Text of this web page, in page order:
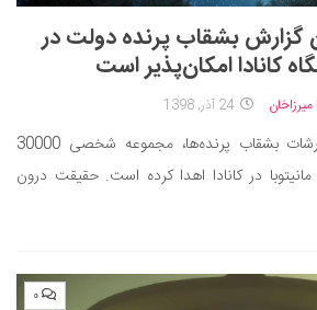
فردی
گزارش بشقاب پرنده دولت در
کانادا امکان‌پذیر است
میرزاخان 24 آذر, 1398
یک فرد علاقه‌مند به گزارشات بشقاب پرنده‌ها، مجموعه شخصی 30000
در کانادا اهدا کرده است. حقیقت درون
۰